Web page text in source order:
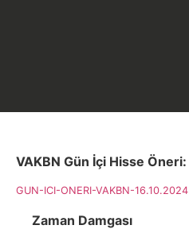
VAKBN Gün İçi Hisse Öneri:
GUN-ICI-ONERI-VAKBN-16.10.2024
Zaman Damgası